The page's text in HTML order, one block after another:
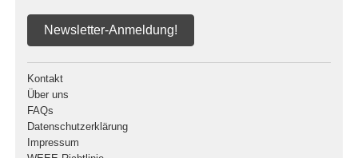
Newsletter-Anmeldung!
Kontakt
Über uns
FAQs
Datenschutzerklärung
Impressum